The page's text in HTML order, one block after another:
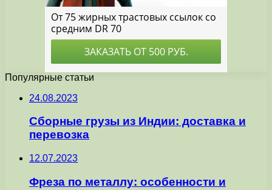
Популярные статьи
24.08.2023
Сборные грузы из Индии: доставка и
перевозка
12.07.2023
Фреза по металлу: особенности и